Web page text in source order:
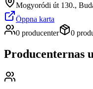
Mogyoródi út 130.,
Öppna karta
0 producenter
0
Producenternas